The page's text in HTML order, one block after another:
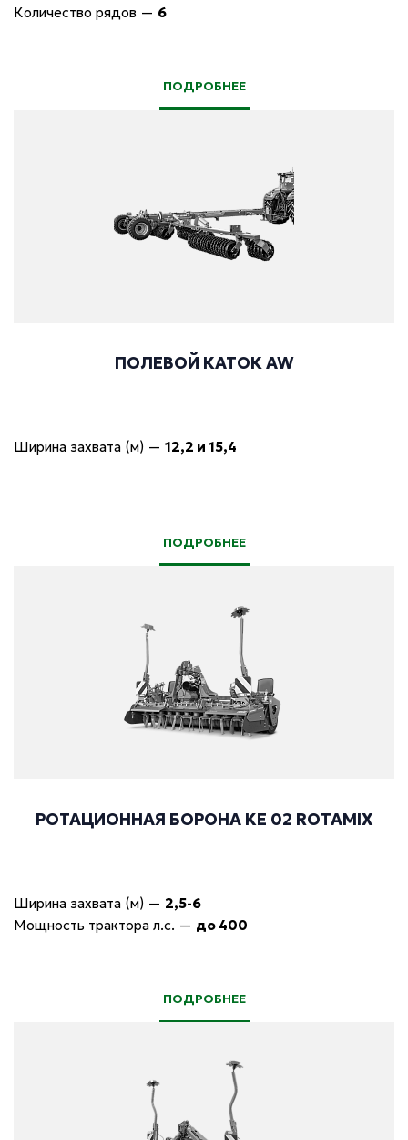
Количество рядов — 6
ПОДРОБНЕЕ
ПОЛЕВОЙ КАТОК AW
Ширина захвата (м) — 12,2 и 15,4
ПОДРОБНЕЕ
РОТАЦИОННАЯ БОРОНА KE 02 ROTAMIX
Ширина захвата (м) — 2,5-6
Мощность трактора л.с. — до 400
ПОДРОБНЕЕ